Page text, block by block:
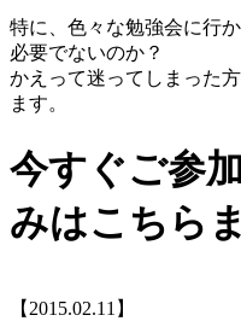
特に、色々な勉強会に行
必要でないのか？
かえって迷ってしまった
ます。
今すぐご参
みはこちらま
【2015.02.11】